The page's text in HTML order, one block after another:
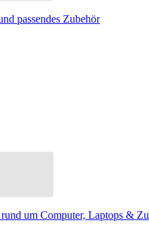
passendes Zubehör
um Computer, Laptops &